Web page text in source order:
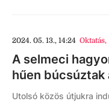
2024. 05. 13., 14:24 Oktatás,
A selmeci
hűen búcsúztak
Utolsó közös útjukra